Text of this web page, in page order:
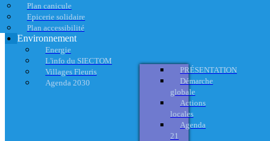
Plan canicule
Epicerie solidaire
Plan accessibilité
Environnement
Energie
L'info du SIECTOM
Villages Fleuris
Agenda 2030
PRÉSENTATION
Démarche
globale
Actions
locales
Agenda
21